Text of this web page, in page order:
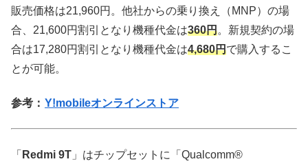
販売価格は21,960円。他社からの乗り換え（MNP）の場
合、21,600円割引となり機種代金は360円。新規契約の場
合は17,280円割引となり機種代金は4,680円で購入するこ
とが可能。
参考： Y!mobileオンラインストア
「 Redmi 9T 」はチップセットに「Qualcomm®